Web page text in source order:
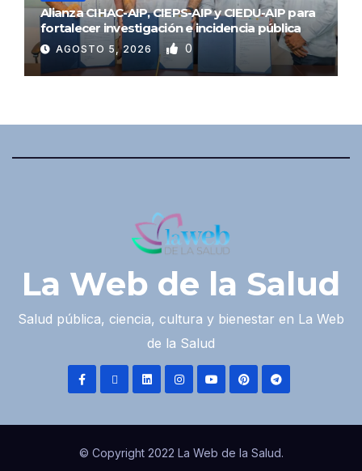
Alianza CIHAC-AIP, CIEPS-AIP y CIEDU-AIP para
fortalecer investigación e incidencia pública
AGOSTO 5, 2026 0
La Web de la Salud
Salud pública, ciencia, cultura y bienestar en La Web
de la Salud
© Copyright 2022 La Web de la Salud.